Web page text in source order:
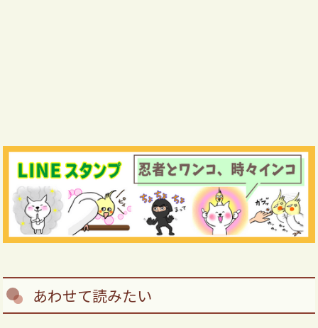
あわせて読みたい